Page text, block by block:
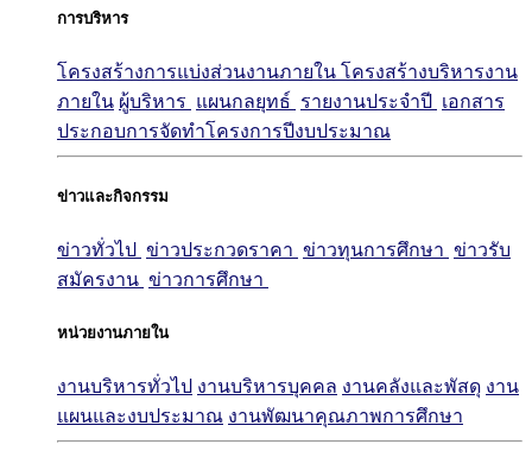
การบริหาร
โครงสร้างการแบ่งส่วนงานภายใน โครงสร้างบริหารงาน
ภายใน ผู้บริหาร แผนกลยุทธ์ รายงานประจำปี
เอกสาร
ประกอบการจัดทำโครงการปีงบประมาณ
ข่าวและกิจกรรม
ข่าวทั่วไป ข่าวประกวดราคา ข่าวทุนการศึกษา ข่าวรับ
สมัครงาน ข่าวการศึกษา
หน่วยงานภายใน
งานบริหารทั่วไป งานบริหารบุคคล งานคลังและพัสดุ งาน
แผนและงบประมาณ งานพัฒนาคุณภาพการศึกษา